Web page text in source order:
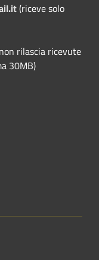
(riceve solo
rilascia ricevute
30MB)